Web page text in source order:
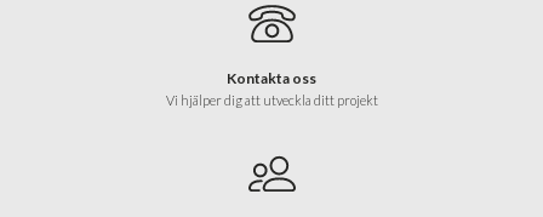
Kontakta oss
Vi hjälper dig att utveckla ditt projekt